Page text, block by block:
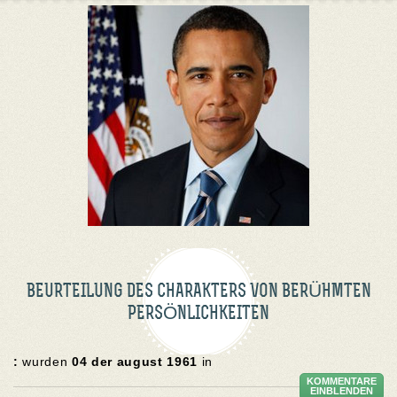
BEURTEILUNG DES CHARAKTERS VON BERÜHMTEN
PERSÖNLICHKEITEN
:wurden04 der august 1961 in
KOMMENTARE
EINBLENDEN